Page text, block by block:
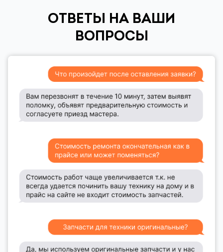
ОТВЕТЫ НА ВАШИ
ВОПРОСЫ